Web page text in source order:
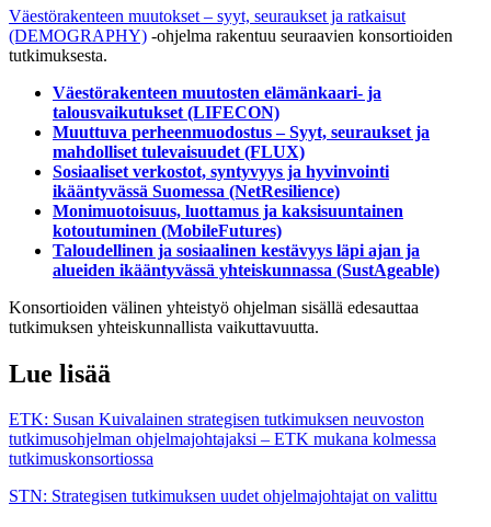
Väestörakenteen muutokset – syyt, seuraukset ja ratkaisut
(DEMOGRAPHY) -ohjelma rakentuu seuraavien konsortioiden
tutkimuksesta.
Väestörakenteen muutosten elämänkaari- ja
talousvaikutukset (LIFECON)
Muuttuva perheenmuodostus – Syyt, seuraukset ja
mahdolliset tulevaisuudet (FLUX)
Sosiaaliset verkostot, syntyvyys ja hyvinvointi
ikääntyvässä Suomessa (NetResilience)
Monimuotoisuus, luottamus ja kaksisuuntainen
kotoutuminen (MobileFutures)
Taloudellinen ja sosiaalinen kestävyys läpi ajan ja
alueiden ikääntyvässä yhteiskunnassa (SustAgeable)
Konsortioiden välinen yhteistyö ohjelman sisällä edesauttaa
tutkimuksen yhteiskunnallista vaikuttavuutta.
Lue lisää
ETK: Susan Kuivalainen strategisen tutkimuksen neuvoston
tutkimusohjelman ohjelmajohtajaksi – ETK mukana kolmessa
tutkimuskonsortiossa
STN: Strategisen tutkimuksen uudet ohjelmajohtajat on valittu